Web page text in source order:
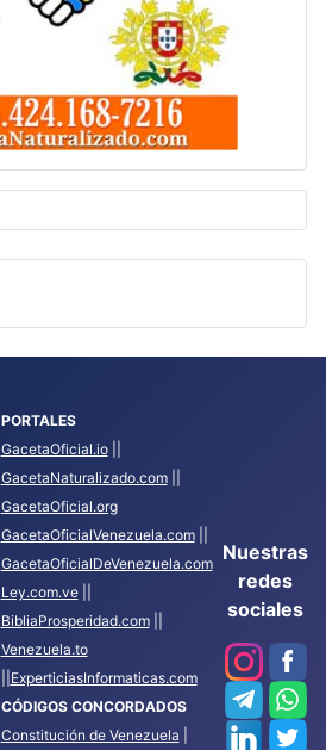
PORTALES
GacetaOficial.io||
GacetaNaturalizado.com||
GacetaOficial.org
GacetaOficialVenezuela.com||
GacetaOficialDeVenezuela.com
Ley.com.ve||
BibliaProsperidad.com||
Venezuela.to
ExperticiasInformaticas.com
CÓDIGOS CONCORDADOS
Constitución de Venezuela
Nuestras
redes
sociales